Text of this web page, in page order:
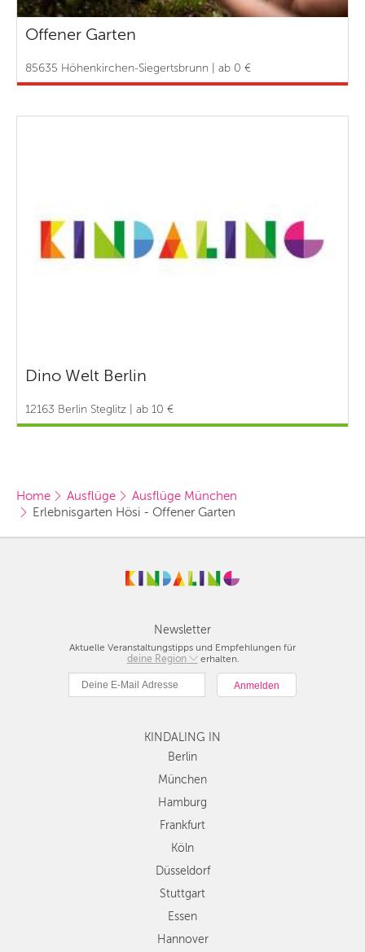
Offener Garten
85635 Höhenkirchen-Siegertsbrunn | ab 0 €
Dino Welt Berlin
12163 Berlin Steglitz | ab 10 €
Home Ausflüge
Ausflüge München
Erlebnisgarten Hösi - Offener Garten
Newsletter
Aktuelle Veranstaltungstipps und Empfehlungen für
deine Region
Berlin
Hamburg
Köln
Düsseldorf
Stuttgart
Essen
Dresden
Nürnberg
Wien
Zürich
Andere
Regionen
erhalten.
KINDALING IN
Berlin
München
Hamburg
Frankfurt
Köln
Düsseldorf
Stuttgart
Essen
Hannover